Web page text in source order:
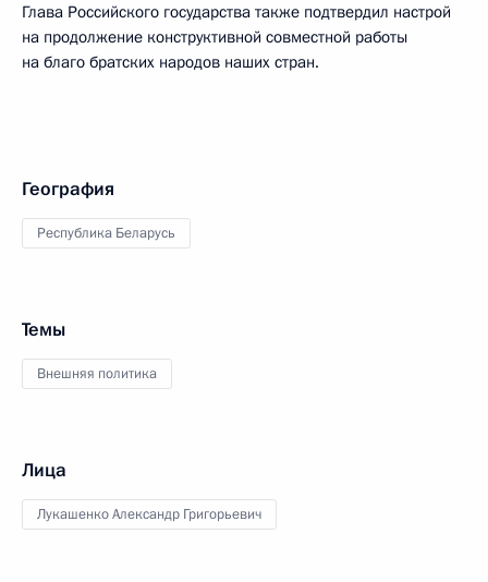
Глава Российского государства также подтвердил настрой
на продолжение конструктивной совместной работы
на благо братских народов наших стран.
География
Республика Беларусь
Темы
Внешняя политика
Лица
Лукашенко Александр Григорьевич